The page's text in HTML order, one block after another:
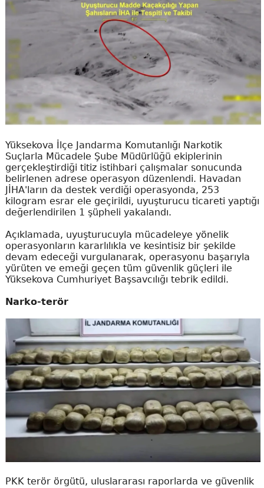
Yüksekova İlçe Jandarma Komutanlığı Narkotik
Suçlarla Mücadele Şube Müdürlüğü ekiplerinin
gerçekleştirdiği titiz istihbari çalışmalar sonucunda
belirlenen adrese operasyon düzenlendi. Havadan
JİHA'ların da destek verdiği operasyonda, 253
kilogram esrar ele geçirildi, uyuşturucu ticareti yaptığı
değerlendirilen 1 şüpheli yakalandı.
Açıklamada, uyuşturucuyla mücadeleye yönelik
operasyonların kararlılıkla ve kesintisiz bir şekilde
devam edeceği vurgulanarak, operasyonu başarıyla
yürüten ve emeği geçen tüm güvenlik güçleri ile
Yüksekova Cumhuriyet Başsavcılığı tebrik edildi.
Narko-terör
PKK terör örgütü, uluslararası raporlarda ve güvenlik